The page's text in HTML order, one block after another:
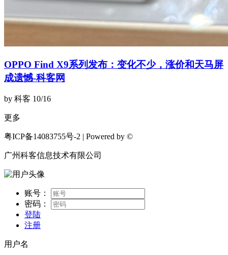
OPPO Find X9系列发布：变化不少，涨价和天马屏
成遗憾-科客网
by 科客 10/16
更多
粤ICP备14083755号-2 | Powered by ©
广州科客信息技术有限公司
账号：
密码：
登陆
注册
用户名